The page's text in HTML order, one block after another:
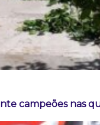
campeões nas